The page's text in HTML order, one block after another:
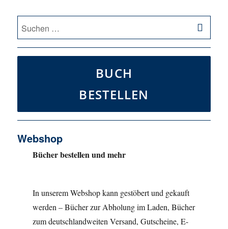
Suche
nach:
BUCH
BESTELLEN
Webshop
Bücher bestellen und mehr
In unserem Webshop kann gestöbert und gekauft
werden – Bücher zur Abholung im Laden, Bücher
zum deutschlandweiten Versand, Gutscheine, E-